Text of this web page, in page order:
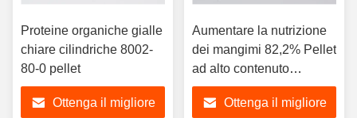
Proteine organiche gialle
chiare cilindriche 8002-
80-0 pellet
Ottenga il migliore
Aumentare la nutrizione
dei mangimi 82,2% Pellet
ad alto contenuto
proteico per
l'acquacoltura
Ottenga il migliore